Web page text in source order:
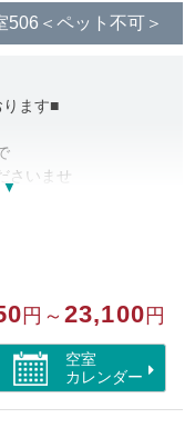
506＜ペット不可＞
ます■
さいませ
をご利用ください）
円～23,100 円
空室
カレンダー